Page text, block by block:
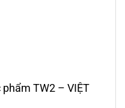
TW2 – VIỆT